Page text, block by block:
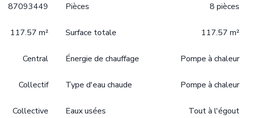
87093449 Pièces 8 pièces
117.57 m² Surface totale 117.57 m²
Central Énergie de chauffage Pompe à chaleur
Collectif Type d'eau chaude Pompe à chaleur
Collective Eaux usées Tout à l'égout